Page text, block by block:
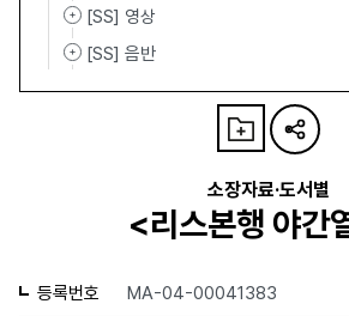
[SS] 영상
[SS] 음반
소장자료·도서별
<리스본행 야간
등록번호 MA-04-00041383